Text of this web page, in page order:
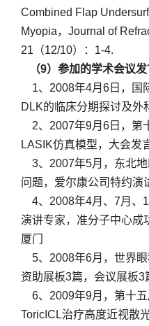
Combined Flap
Myopia，Journal of
21（12/10）：1-4.
（9）参加的学术会议发
1、2008年4月6日，国
DLK的临床分期探讨及外
2、2007年9月6日，第
LASIK仿真模型，大会发
3、2007年5月，东北地
问题，爱尔康公司特约演
4、2008年4月、7月、
演讲专家，准分子中心成
厦门
5、2008年6月，世界
资助展板3篇，会议展板3
6、2009年9月，第十五
ToricICL治疗高度近视散